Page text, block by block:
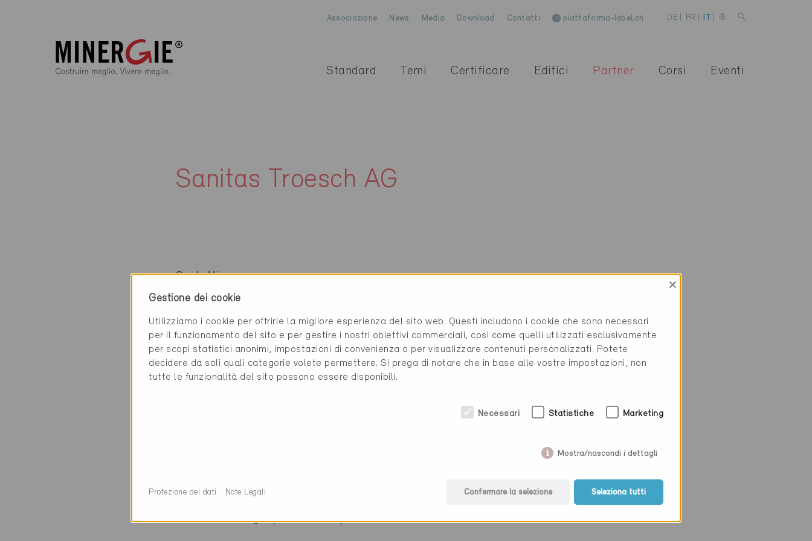
Associazione News Media Download Contatti piattaforma-label.ch DE FR IT
Standard Temi Certificare Edifici Partner Corsi Eventi
Sanitas Troesch AG
Contatti
Grabenhof 2
6010 Kriens
0 Edifici Minergie (0 Certificati)
Gestione dei cookie
×
Utilizziamo i cookie per offrirle la migliore esperienza del sito web. Questi includono i cookie che sono necessari
per il funzionamento del sito e per gestire i nostri obiettivi commerciali, così come quelli utilizzati esclusivamente
per scopi statistici anonimi, impostazioni di convenienza o per visualizzare contenuti personalizzati. Potete
decidere da soli quali categorie volete permettere. Si prega di notare che in base alle vostre impostazioni, non
tutte le funzionalità del sito possono essere disponibili.
Necessari Statistiche Marketing
Mostra/nascondi i dettagli
Confermare la selezione Seleziona tutti
Protezione dei dati Note Legali